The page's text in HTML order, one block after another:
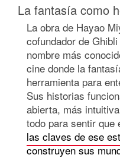
La fantasía como
La obra de Hayao
cofundador de
nombre más
cine donde la
herramienta para
Sus historias
abierta, más
todo para sentir que
las claves de ese
construyen sus